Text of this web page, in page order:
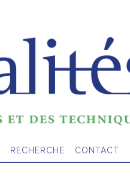
RECHERCHE CONTACT